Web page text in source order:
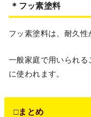
＊フッ素塗料
フッ素塗料は、耐久性
一般家庭で用いられ
に使われます。
□まとめ